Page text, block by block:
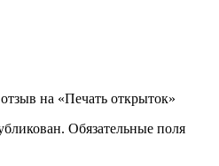
на «Печать открыток»
Обязательные поля